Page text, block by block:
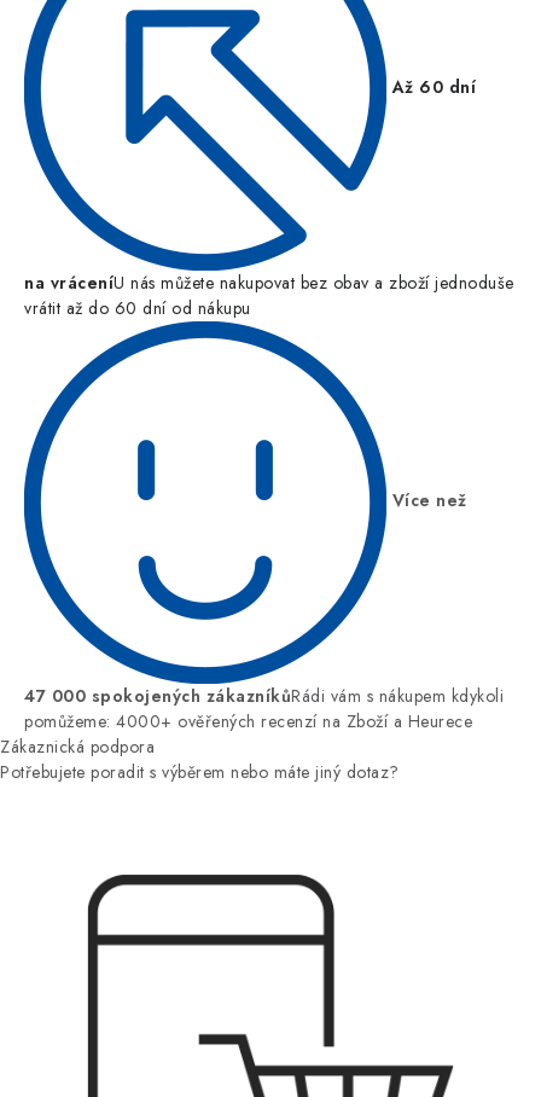
Až 60 dní
na vráceníU nás můžete nakupovat bez obav a zboží jednoduše
vrátit až do 60 dní od nákupu
Více než
47 000 spokojených zákazníkůRádi vám s nákupem kdykoli
pomůžeme: 4000+ ověřených recenzí na Zboží a Heurece
Zákaznická podpora
Potřebujete poradit s výběrem nebo máte jiný dotaz?